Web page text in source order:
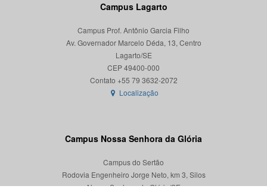
Campus Lagarto
Campus Prof. Antônio Garcia Filho
Av. Governador Marcelo Déda, 13, Centro
Lagarto/SE
CEP 49400-000
Localização
Campus Nossa Senhora da Glória
Campus do Sertão
Rodovia Engenheiro Jorge Neto, km 3, Silos
Nossa Senhora da Glória/SE